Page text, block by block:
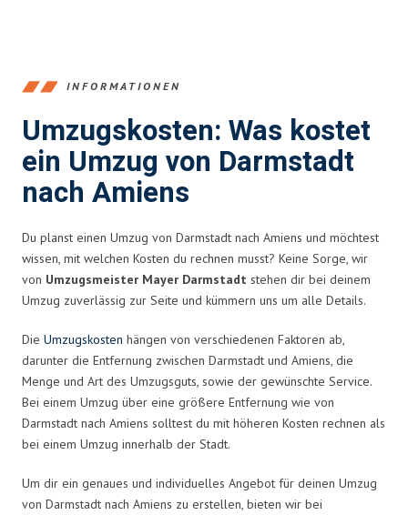
INFORMATIONEN
Umzugskosten: Was kostet
ein Umzug von Darmstadt
nach Amiens
Du planst einen Umzug von Darmstadt nach Amiens und möchtest
wissen, mit welchen Kosten du rechnen musst? Keine Sorge, wir
von Umzugsmeister Mayer Darmstadt stehen dir bei deinem
Umzug zuverlässig zur Seite und kümmern uns um alle Details.
Die Umzugskosten hängen von verschiedenen Faktoren ab,
darunter die Entfernung zwischen Darmstadt und Amiens, die
Menge und Art des Umzugsguts, sowie der gewünschte Service.
Bei einem Umzug über eine größere Entfernung wie von
Darmstadt nach Amiens solltest du mit höheren Kosten rechnen als
bei einem Umzug innerhalb der Stadt.
Um dir ein genaues und individuelles Angebot für deinen Umzug
von Darmstadt nach Amiens zu erstellen, bieten wir bei